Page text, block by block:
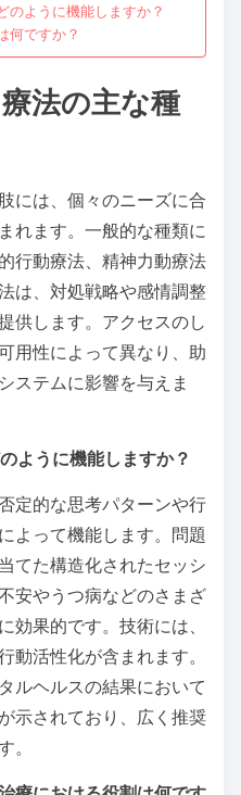
のように機能しますか？
何ですか？
法の主な種
には、個々のニーズに合
れます。一般的な種類に
行動療法、精神力動療法
は、対処戦略や感情調整
供します。アクセスのし
用性によって異なり、助
ステムに影響を与えま
ように機能しますか？
定的な思考パターンや行
よって機能します。問題
てた構造化されたセッシ
安やうつ病などのさまざ
効果的です。技術には、
動活性化が含まれます。
ルヘルスの結果において
示されており、広く推奨
。